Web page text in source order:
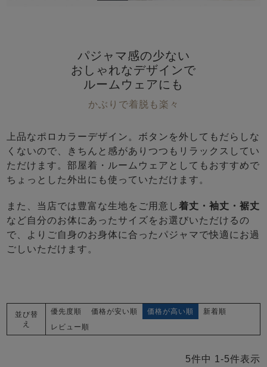
春 夏 秋 冬
ボーイズパジャマ
春 秋
売れ筋ランキング
- Item Ranking -
- New Arrival -
すべての生地一覧はこちら
目的別でさがす一覧はこちら
前開き かぶり
作務衣
羽織・バスロ
ーブ
上着単品
ズボン単品
すべてのキッ
ズ
ガールズ長袖 ガールズ半袖 ワンピース
パジャマ感の少ない
おしゃれなデザインで
ルームウェアにも
かぶりで着脱も楽々
上品なポロカラーデザイン。ボタンを外してもだらしな
くないので、きちんと感がありつつもリラックスしてい
ただけます。部屋着・ルームウェアとしてもおすすめで
ちょっとした外出にも使っていただけます。
また、当店では豊富な生地をご用意し着丈・袖丈・裾丈
など自分のお体にあったサイズをお選びいただけるの
で、よりご自身のお身体に合ったパジャマで快適にお過
ごしいただけます。
並び替
え
優先度順 価格が安い順 価格が高い順
新着順
レビュー順
5件中 1 -5件表示